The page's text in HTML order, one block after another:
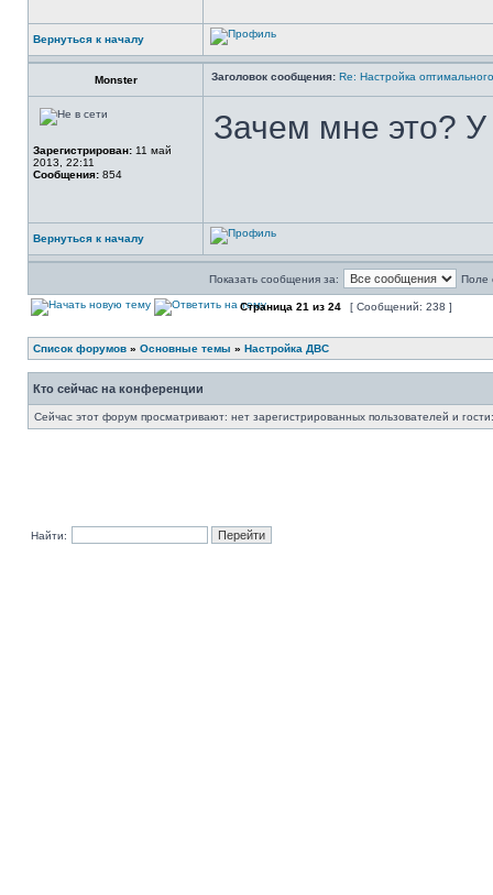
Вернуться к началу
Monster Заголовок сообщения: Re: Настройка
Зарегистрирован: 11 май
2013, 22:11
Сообщения: 854
Зачем мне это?
Вернуться к началу
Показать сообщения за: Поле
Страница 21 из 24 [ Сообщений: 238 ]
Список форумов » Основные темы » Настройка ДВС
Кто сейчас на конференции
Сейчас этот форум просматривают: нет зарегистрированных пользователей и
Найти: